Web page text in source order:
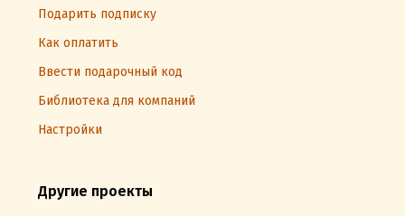
Подарить подписку
Как оплатить
Ввести подарочный код
Библиотека для компаний
Настройки
Другие проекты